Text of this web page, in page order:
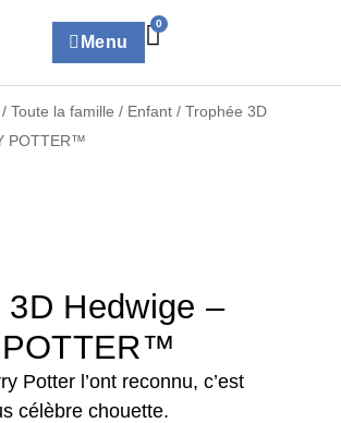
Menu
0
/ Toute la famille / Enfant / Trophée 3D
POTTER™
3D Hedwige –
Potter l’ont reconnu, c’est
célèbre chouette.